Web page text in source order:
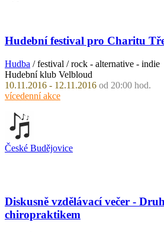
Hudební festival pro Charitu
Hudba / festival / rock - alternative - indie
Hudební klub Velbloud
10.11.2016 - 12.11.2016 od 20:00 hod.
vícedenní akce
České Budějovice
Diskusně vzdělávací večer -
chiropraktikem